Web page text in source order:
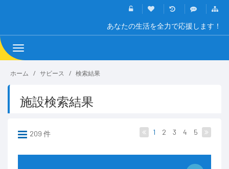
あなたの生活を全力で応援します！
Toggle
navigation
ホーム サビース 検索結果
施設検索結果
209 件 1 2 3 4 5